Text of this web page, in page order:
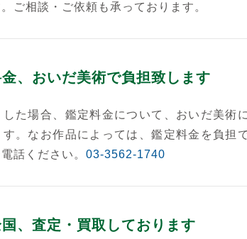
ご相談・ご依頼も承っております。
、おいだ美術で負担致します
た場合、鑑定料金について、おいだ美術
。なお作品によっては、鑑定料金を負担
話ください。 03-3562-1740
国、査定・買取しております